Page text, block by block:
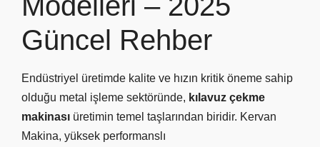
Güncel Rehber
Endüstriyel üretimde kalite ve hızın kritik öneme sahip
olduğu metal işleme sektöründe, kılavuz çekme
makinası üretimin temel taşlarından biridir. Kervan
Makina, yüksek performanslı